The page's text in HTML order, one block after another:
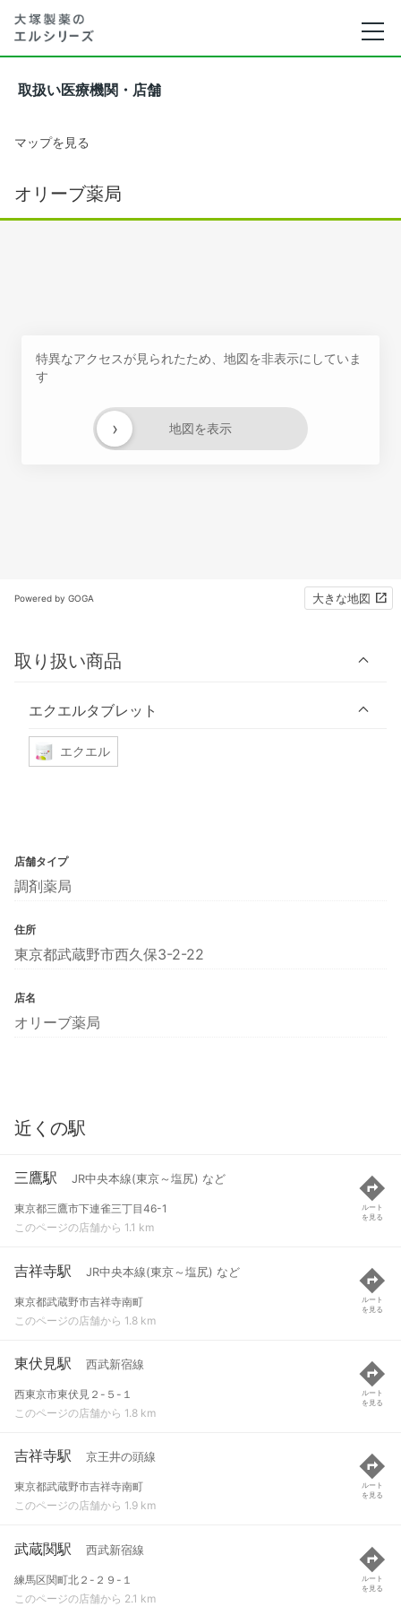
取扱い医療機関・店舗
マップを見る
オリーブ薬局
特異なアクセスが見られたため、地図を非表示にしていま
す
地図を表示
›
Powered by GOGA 大きな地図
取り扱い商品
エクエルタブレット
エクエル
店舗タイプ
調剤薬局
住所
東京都武蔵野市西久保3-2-22
店名
オリーブ薬局
近くの駅
三鷹駅 JR中央本線(東京～塩尻) など
東京都三鷹市下連雀三丁目46-1
このページの店舗から 1.1 km
ルート
を見る
吉祥寺駅 JR中央本線(東京～塩尻) など
東京都武蔵野市吉祥寺南町
このページの店舗から 1.8 km
ルート
を見る
東伏見駅 西武新宿線
西東京市東伏見２-５-１
このページの店舗から 1.8 km
ルート
を見る
吉祥寺駅 京王井の頭線
東京都武蔵野市吉祥寺南町
このページの店舗から 1.9 km
ルート
を見る
武蔵関駅 西武新宿線
練馬区関町北２-２９-１
このページの店舗から 2.1 km
ルート
を見る